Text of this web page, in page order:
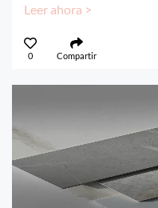
Leer ahora >
0 Compartir